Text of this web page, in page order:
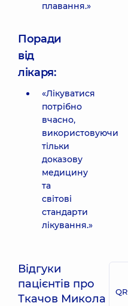
плавання.»
Поради
від
лікаря:
«Лікуватися
потрібно
вчасно,
використовуючи
тільки
доказову
медицину
та
світові
стандарти
лікування.»
Відгуки
пацієнтів про
Ткачов Микола
QR